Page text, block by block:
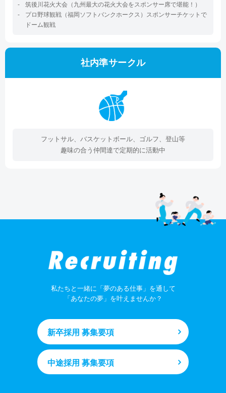
筑後川花火大会（九州最大の花火大会をスポンサー席で堪能！）
プロ野球観戦（福岡ソフトバンクホークス）スポンサーチケットで
ドーム観戦
社内準サークル
フットサル、バスケットボール、ゴルフ、登山等
趣味の合う仲間達で定期的に活動中
私たちと一緒に「夢のある仕事」を通して
「あなたの夢」を叶えませんか？
新卒採用 募集要項
中途採用 募集要項